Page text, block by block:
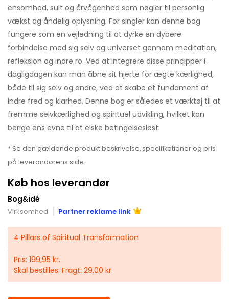
ensomhed, sult og årvågenhed som nøgler til personlig
vækst og åndelig oplysning. For singler kan denne bog
fungere som en vejledning til at dyrke en dybere
forbindelse med sig selv og universet gennem meditation,
refleksion og indre ro. Ved at integrere disse principper i
dagligdagen kan man åbne sit hjerte for ægte kærlighed,
både til sig selv og andre, ved at skabe et fundament af
indre fred og klarhed. Denne bog er således et værktøj til at
fremme selvkærlighed og spirituel udvikling, hvilket kan
berige ens evne til at elske betingelsesløst.
* Se den gældende produkt beskrivelse, specifikationer og pris
på leverandørens side.
Køb hos leverandør
Bog&idé
Virksomhed Partner reklame link
4 Pillars of Spiritual Transformation
Pris: 199,95 kr.
Skal bestilles. Fragt: 29,00 kr.